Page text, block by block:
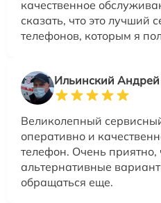
качественное
сказать, что это лучший
телефонов, которым я
Ильинский Андрей
Великолепный
оперативно и
телефон. Очень
альтернативные
обращаться еще.